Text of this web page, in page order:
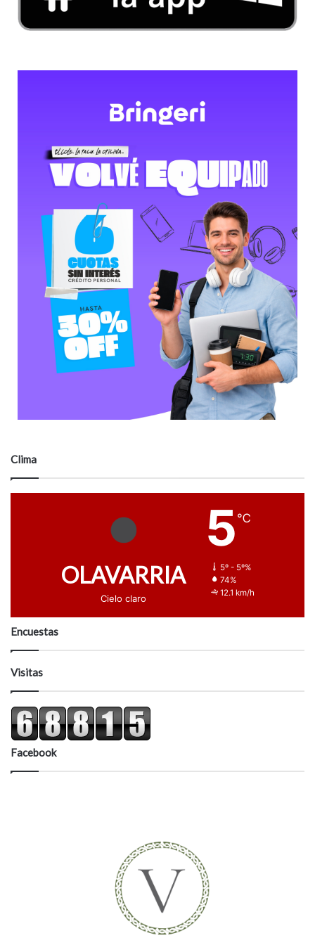
Clima
OLAVARRIA
Cielo claro
5 ℃
5º - 5º%
74%
12.1 km/h
Encuestas
Visitas
Facebook